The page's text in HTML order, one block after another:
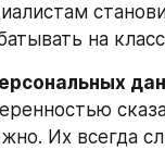
на
Их всегда